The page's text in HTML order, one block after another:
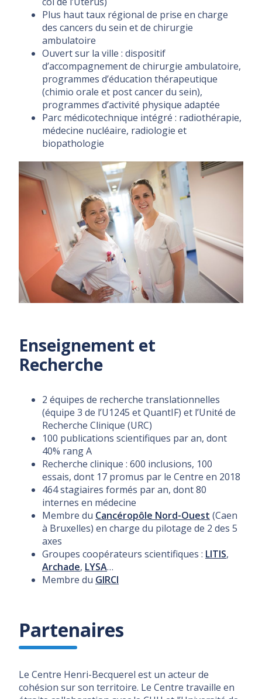
Plus haut taux régional de prise en charge
des cancers du sein et de chirurgie
ambulatoire
Ouvert sur la ville : dispositif
d’accompagnement de chirurgie ambulatoire,
programmes d’éducation thérapeutique
(chimio orale et post cancer du sein),
programmes d’activité physique adaptée
Parc médicotechnique intégré : radiothérapie,
médecine nucléaire, radiologie et
biopathologie
Enseignement et
Recherche
2 équipes de recherche translationnelles
(équipe 3 de l’U1245 et QuantIF) et l’Unité de
Recherche Clinique (URC)
100 publications scientifiques par an, dont
40% rang A
Recherche clinique : 600 inclusions, 100
essais, dont 17 promus par le Centre en 2018
464 stagiaires formés par an, dont 80
internes en médecine
Membre du Cancéropôle Nord-Ouest (Caen
à Bruxelles) en charge du pilotage de 2 des 5
axes
Groupes coopérateurs scientifiques : LITIS,
Archade, LYSA…
Membre du GIRCI
Partenaires
Le Centre Henri-Becquerel est un acteur de
cohésion sur son territoire. Le Centre travaille en